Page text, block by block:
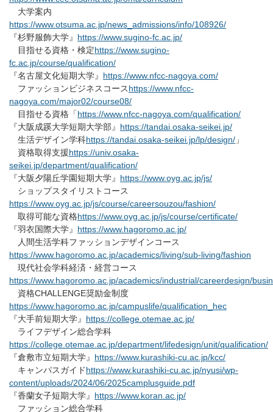
大学案内
https://www.otsuma.ac.jp/news_admissions/info/108926/
『杉野服飾大学』 https://www.sugino-fc.ac.jp/
目指せる資格・検定https://www.sugino-
fc.ac.jp/course/qualification/
『名古屋文化短期大学』 https://www.nfcc-nagoya.com/
ファッションビジネスコースhttps://www.nfcc-
nagoya.com/major02/course08/
目指せる資格「https://www.nfcc-nagoya.com/qualification/
『大阪成蹊大学短期大学部』 https://tandai.osaka-seikei.jp/
生活デザイン学科https://tandai.osaka-seikei.jp/lp/design/ 」
資格取得支援https://univ.osaka-
seikei.jp/department/qualification/
『大阪夕陽丘学園短期大学』 https://www.oyg.ac.jp/js/
ショップスタイリストコース
https://www.oyg.ac.jp/js/course/careersouzou/fashion/
取得可能な資格https://www.oyg.ac.jp/js/course/certificate/
『羽衣国際大学』 https://www.hagoromo.ac.jp/
人間生活学科ファッションデザインコース
https://www.hagoromo.ac.jp/academics/living/sub-living/fashion
現代社会学科経済・経営コース
https://www.hagoromo.ac.jp/academics/industrial/careerdesign/
資格CHALLENGE奨励金制度
https://www.hagoromo.ac.jp/campuslife/qualification_hec
『大手前短期大学』 https://college.otemae.ac.jp/
ライフデザイン総合学科
https://college.otemae.ac.jp/department/lifedesign/unit/qualification/
『倉敷市立短期大学』 https://www.kurashiki-cu.ac.jp/kcc/
キャンパスガイドhttps://www.kurashiki-cu.ac.jp/nyusi/wp-
content/uploads/2024/06/2025camplusguide.pdf
『香蘭女子短期大学』 https://www.koran.ac.jp/
ファッション総合学科